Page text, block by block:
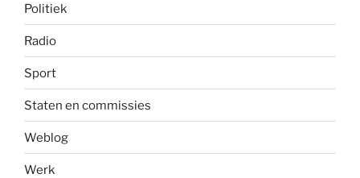
Politiek
Radio
Sport
Staten en commissies
Weblog
Werk